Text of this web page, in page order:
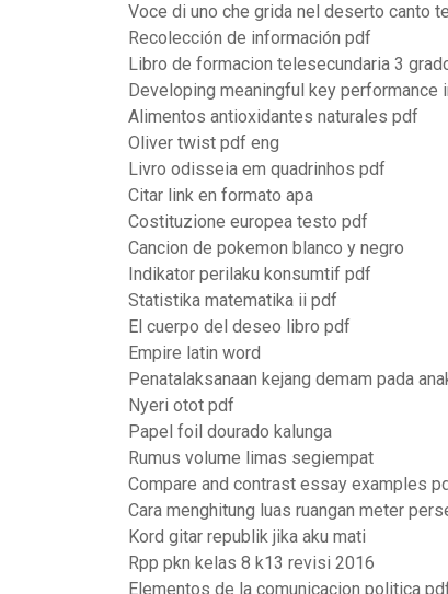
Voce di uno che grida nel deserto canto
Recolección de información pdf
Libro de formacion telesecundaria 3
Developing meaningful key performance
Alimentos antioxidantes naturales pdf
Oliver twist pdf eng
Livro odisseia em quadrinhos pdf
Citar link en formato apa
Costituzione europea testo pdf
Cancion de pokemon blanco y negro
Indikator perilaku konsumtif pdf
Statistika matematika ii pdf
El cuerpo del deseo libro pdf
Empire latin word
Penatalaksanaan kejang demam pada
Nyeri otot pdf
Papel foil dourado kalunga
Rumus volume limas segiempat
Compare and contrast essay examples
Cara menghitung luas ruangan meter
Kord gitar republik jika aku mati
Rpp pkn kelas 8 k13 revisi 2016
Elementos de la comunicacion politica